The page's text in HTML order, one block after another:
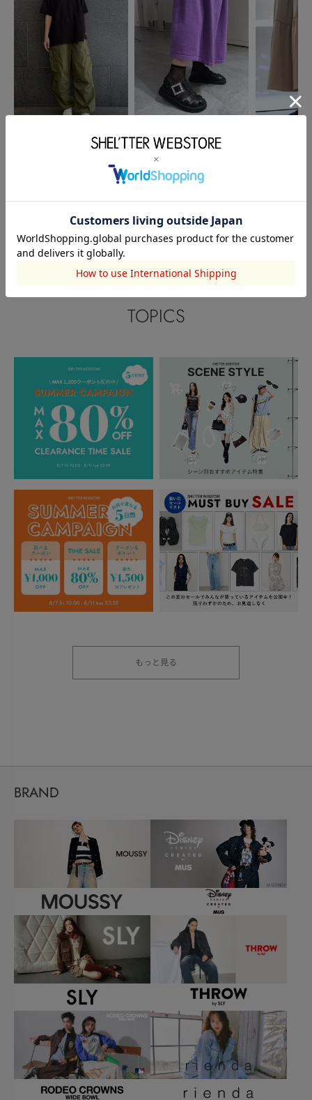
STACCATO
竹下桃子
160cm
このアイテムを見た人がチェックしている商品
閲覧中カテゴリーのランキング
TOPICS
もっと見る
BRAND